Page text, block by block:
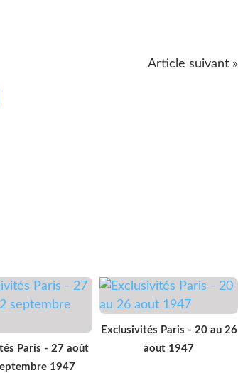
Article suivant »
Paris - 27 août
1947
Exclusivités Paris - 20 au 26
aout 1947